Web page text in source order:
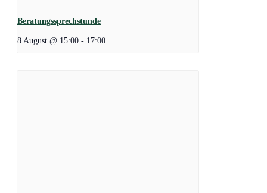
Beratungssprechstunde
8 August @ 15:00 - 17:00